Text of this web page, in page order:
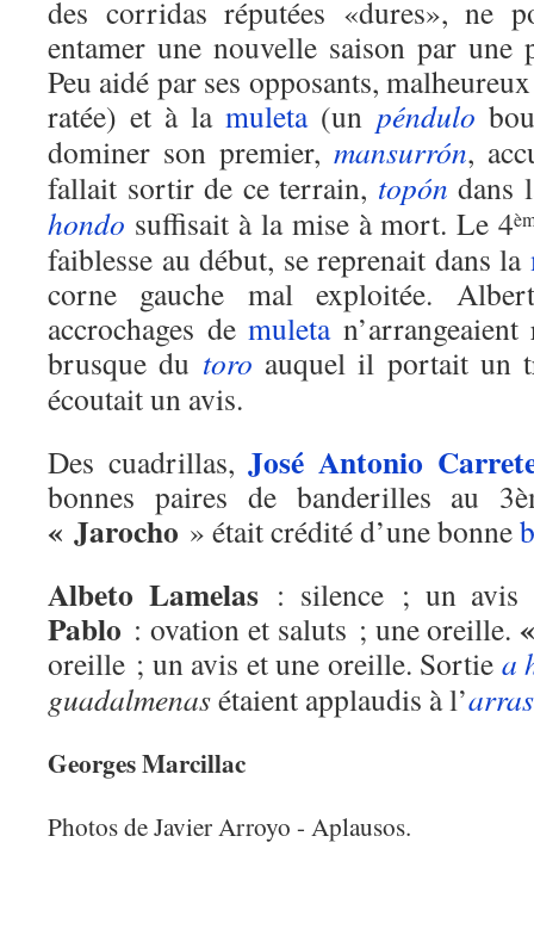
des corridas réputées «dures», ne
entamer une nouvelle saison par une
Peu aidé par ses opposants,
ratée) et à lamuleta(un péndulo
dominer son premier, mansurrón,
fallait sortir de ce terrain, topón dans
hondo suffisait à la mise à mort. Le 4
faiblesse au début, se reprenait dans la
corne gauche mal exploitée.
accrochages de muleta
brusque du toro auquel il portait un
écoutait un avis.
Des cuadrillas, José Antonio
bonnes paires de banderilles au
« Jarocho » était crédité d’une bonne
Albeto Lamelas: silence ; un avis
Pablo : ovation et saluts ; une oreille.
oreille ; un avis et une oreille. Sortie a
guadalmenasétaient applaudis à l’
Georges Marcillac
Photos de Javier Arroyo - Aplausos.